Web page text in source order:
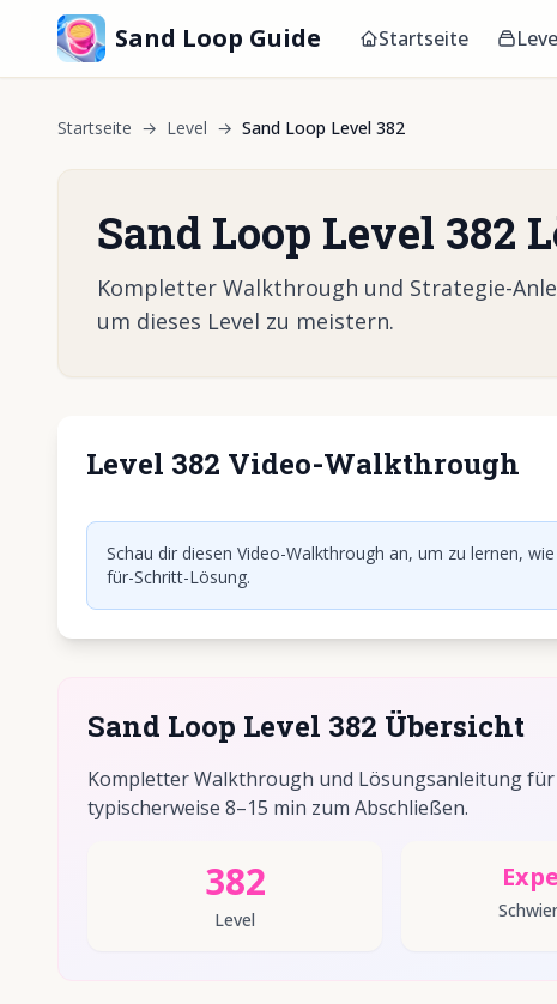
Sand Loop Guide Startseite
Startseite → Level → Sand Loop Level 382
Sand Loop Level 382
Kompletter Walkthrough und Strategie-
um dieses Level zu meistern.
Level 382 Video-Walkthrough
Klicken, um
Schau dir diesen Video-Walkthrough an, um zu lernen,
für-Schritt-Lösung.
Sand Loop Level 382 Übersicht
Kompletter Walkthrough und Lösungsanleitung für
typischerweise 8–15 min zum Abschließen.
382
Level